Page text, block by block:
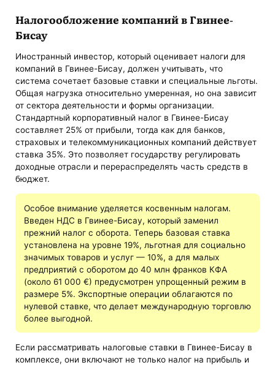
Налогообложение компаний в Гвинее-
Бисау
Иностранный инвестор, который оценивает налоги для
компаний в Гвинее-Бисау, должен учитывать, что
система сочетает базовые ставки и специальные льготы.
Общая нагрузка относительно умеренная, но она зависит
от сектора деятельности и формы организации.
Стандартный корпоративный налог в Гвинее-Бисау
составляет 25% от прибыли, тогда как для банков,
страховых и телекоммуникационных компаний действует
ставка 35%. Это позволяет государству регулировать
доходные отрасли и перераспределять часть средств в
бюджет.
Особое внимание уделяется косвенным налогам.
Введен НДС в Гвинее-Бисау, который заменил
прежний налог с оборота. Теперь базовая ставка
установлена на уровне 19%, льготная для социально
значимых товаров и услуг — 10%, а для малых
предприятий с оборотом до 40 млн франков КФА
(около 61 000 €) предусмотрен упрощенный режим в
размере 5%. Экспортные операции облагаются по
нулевой ставке, что делает международную торговлю
более выгодной.
Если рассматривать налоговые ставки в Гвинее-Бисау в
комплексе, они включают не только налог на прибыль и